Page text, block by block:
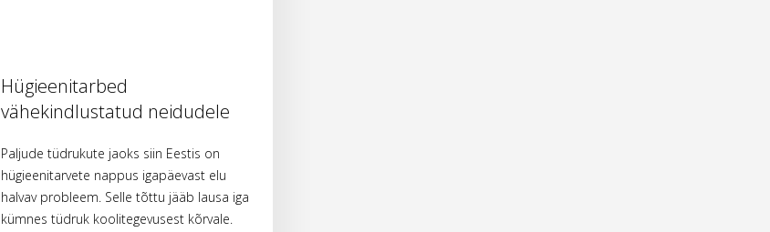
Hügieenitarbed
vähekindlustatud neidudele
Paljude tüdrukute jaoks siin Eestis on
hügieenitarvete nappus igapäevast elu
halvav probleem. Selle tõttu jääb lausa iga
kümnes tüdruk koolitegevusest kõrvale.